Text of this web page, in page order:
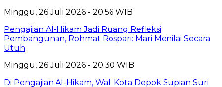
Minggu, 26 Juli 2026 - 20:56 WIB
Pengajian Al-Hikam Jadi Ruang Refleksi
Pembangunan, Rohmat Rospari: Mari Menilai Secara
Utuh
Minggu, 26 Juli 2026 - 20:30 WIB
Di Pengajian Al-Hikam, Wali Kota Depok Supian Suri